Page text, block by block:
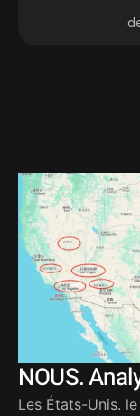
NOUS.
Les États-Unis.